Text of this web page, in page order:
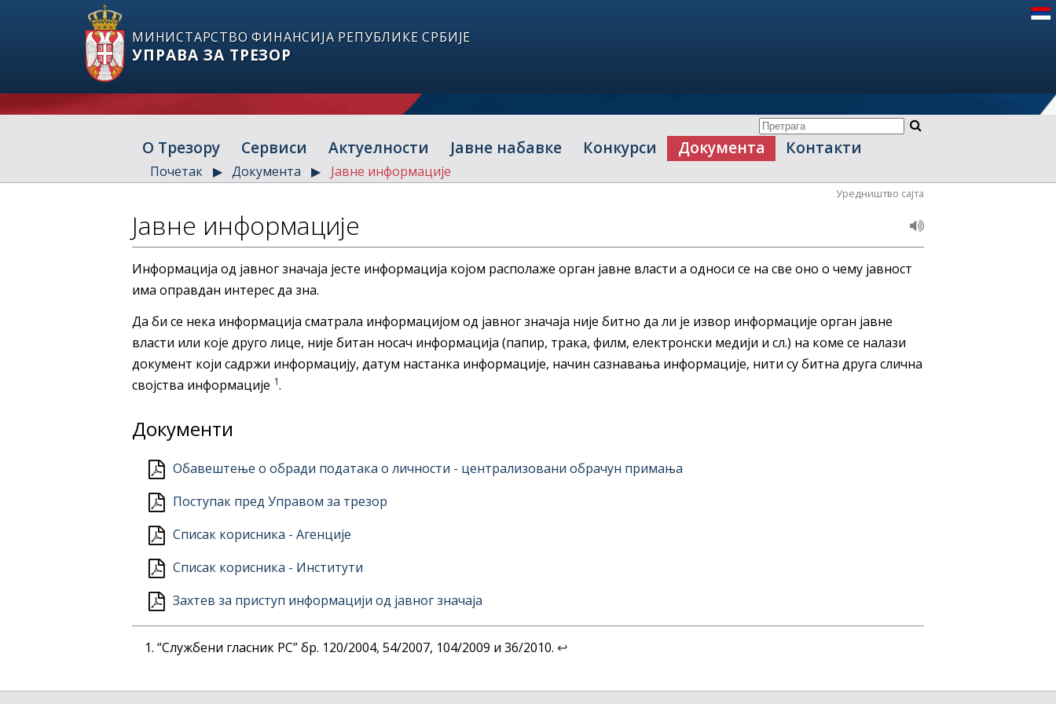
МИНИСТАРСТВО ФИНАНСИЈА РЕПУБЛИКЕ СРБИЈЕ
УПРАВА ЗА ТРЕЗОР
О Трезору Сервиси Актуелности Јавне набавке Конкурси Документа Контакти
Почетак Документа Јавне информације
Јавне информације
Уредништво сајта
Информација од јавног значаја јесте информација којом располаже орган јавне власти а односи се на све оно о чему јавност
има оправдан интерес да зна.
Да би се нека информација сматрала информацијом од јавног значаја није битно да ли је извор информације орган јавне
власти или које друго лице, није битан носач информација (папир, трака, филм, електронски медији и сл.) на коме се налази
документ који садржи информацију, датум настанка информације, начин сазнавања информације, нити су битна друга слична
својства информације 1.
Документи
Обавештење о обради података о личности - централизовани обрачун примања
Поступак пред Управом за трезор
Списак корисника - Агенције
Списак корисника - Институти
Захтев за приступ информацији од јавног значаја
“Службени гласник РС” бр. 120/2004, 54/2007, 104/2009 и 36/2010. ↩